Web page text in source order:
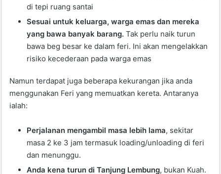
di tepi ruang santai
Sesuai untuk keluarga, warga emas dan mereka
yang bawa banyak barang. Tak perlu naik turun
bawa beg besar ke dalam feri. Ini akan mengelakkan
risiko kecederaan pada warga emas
Namun terdapat juga beberapa kekurangan jika anda
menggunakan Feri yang memuatkan kereta. Antaranya
ialah:
Perjalanan mengambil masa lebih lama, sekitar
masa 2 ke 3 jam termasuk loading/unloading di feri
dan menunggu.
Anda kena turun di Tanjung Lembung, bukan Kuah.